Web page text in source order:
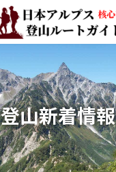
登山新着情報